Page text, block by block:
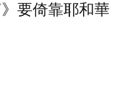
》要倚靠耶和華
（最高為 5 顆星）。